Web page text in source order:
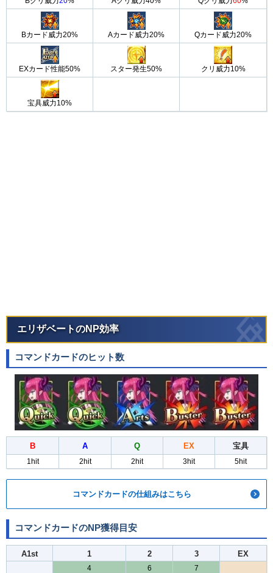
Bカード威力20% Aカード威力20% Qカード威力20%
EXカード性能50% スター発生50% クリ威力10%
宝具威力10%
エリザベートのNP効率
コマンドカードのヒット数
B A Q EX 宝具
1hit 2hit 2hit 3hit 5hit
コマンドカードの仕組みはこちら
コマンドカードのNP獲得目安
A1st 1 2 3 EX
4 6
7